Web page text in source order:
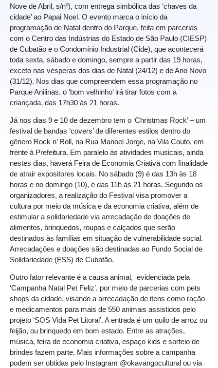
Nove de Abril, s/nº), com entrega simbólica das ‘chaves da
cidade’ ao Papai Noel. O evento marca o início da
programação de Natal dentro do Parque, feita em parcerias
com o Centro das Indústrias do Estado de São Paulo (CIESP)
de Cubatão e o Condomínio Industrial (Cide), que acontecerá
toda sexta, sábado e domingo, sempre a partir das 19 horas,
exceto nas vésperas dos dias de Natal (24/12) e de Ano Novo
(31/12). Nos dias que compreendem essa programação no
Parque Anilinas, o ‘bom velhinho’ irá tirar fotos com a
criançada, das 17h30 às 21 horas.
Já nos dias 9 e 10 de dezembro tem o ‘Christmas Rock’ – um
festival de bandas ‘covers’ de diferentes estilos dentro do
gênero Rock n’ Roll, na Rua Manoel Jorge, na Vila Couto, em
frente à Prefeitura. Em paralelo às atividades musicais, ainda
nestes dias, haverá Feira de Economia Criativa com finalidade
de atrair expositores locais. No sábado (9) é das 13h às 18
horas e no domingo (10), é das 11h às 21 horas. Segundo os
organizadores, a realização do Festival visa promover a
cultura por meio da música e da economia criativa, além de
estimular a solidariedade via arrecadação de doações de
alimentos, brinquedos, roupas e calçados que serão
destinados às famílias em situação de vulnerabilidade social.
Arrecadações e doações são destinadas ao Fundo Social de
Solidariedade (FSS) de Cubatão.
Outro fator relevante é a causa animal, evidenciada pela
‘Campanha Natal Pet Feliz’, por meio de parcerias com pets
shops da cidade, visando a arrecadação de itens como ração
e medicamentos para mais de 550 animais assistidos pelo
projeto ‘SOS Vida Pet Litoral’. A entrada é um quilo de arroz ou
feijão, ou brinquedo em bom estado. Entre as atrações,
música, feira de economia criativa, espaço kids e sorteio de
brindes fazem parte. Mais informações sobre a campanha
podem ser obtidas pelo Instagram @okavangocultural ou via